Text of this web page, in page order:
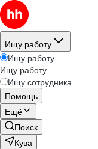
Ищу работу
Ищу работу
Ищу работу
Ищу сотрудника
Помощь
Ещё
Поиск
Кува